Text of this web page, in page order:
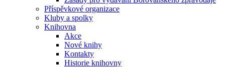
Příspěvkové organizace
Kluby a spolky
Knihovna
Akce
Nové knihy
Kontakty
Historie knihovny